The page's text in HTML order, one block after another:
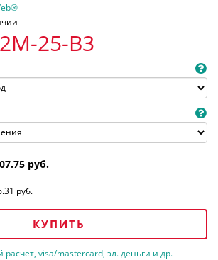
25-B3
руб.
руб.
КУПИТЬ
visa/mastercard, эл. деньги и др.